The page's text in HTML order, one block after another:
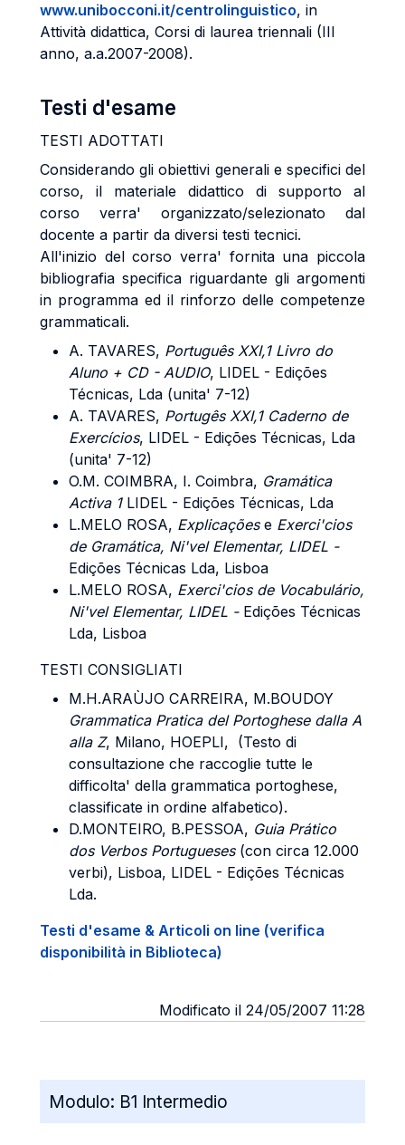
www.unibocconi.it/centrolinguistico, in
Attività didattica, Corsi di laurea triennali (III
anno, a.a.2007-2008).
Testi d'esame
TESTI ADOTTATI
Considerando gli obiettivi generali e specifici del
corso, il materiale didattico di supporto al
corso verra' organizzato/selezionato dal
docente a partir da diversi testi tecnici.
All'inizio del corso verra' fornita una piccola
bibliografia specifica riguardante gli argomenti
in programma ed il rinforzo delle competenze
grammaticali.
A. TAVARES, Português XXI,1 Livro do
Aluno + CD - AUDIO, LIDEL - Edições
Técnicas, Lda (unita' 7-12)
A. TAVARES, Portugês XXI,1 Caderno de
Exercícios, LIDEL - Edições Técnicas, Lda
(unita' 7-12)
O.M. COIMBRA, I. Coimbra, Gramática
Activa 1LIDEL - Edições Técnicas, Lda
L.MELO ROSA, Explicaçõese Exerci'cios
de Gramática, Ni'vel Elementar, LIDEL -
Edições Técnicas Lda, Lisboa
L.MELO ROSA, Exerci'cios de Vocabulário,
Ni'vel Elementar, LIDEL - Edições Técnicas
Lda, Lisboa
TESTI CONSIGLIATI
M.H.ARAÙJO CARREIRA, M.BOUDOY
Grammatica Pratica del Portoghese dalla A
alla Z, Milano, HOEPLI, (Testo di
consultazione che raccoglie tutte le
difficolta' della grammatica portoghese,
classificate in ordine alfabetico).
D.MONTEIRO, B.PESSOA, Guia Prático
dos Verbos Portugueses(con circa 12.000
verbi), Lisboa, LIDEL - Edições Técnicas
Lda.
Testi d'esame & Articoli on line (verifica
disponibilità in Biblioteca)
Modificato il 24/05/2007 11:28
Modulo: B1 Intermedio